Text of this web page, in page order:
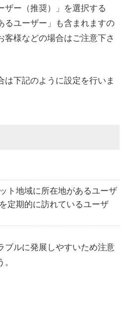
ザー（推奨）」を選択する
るユーザー」も含まれますの
客様などの場合はご注意下さ
下記のように設定を行いま
ト地域に所在地があるユーザ
定期的に訪れているユーザ
ブルに発展しやすいため注意